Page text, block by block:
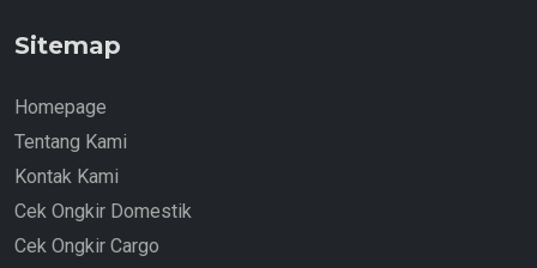
Sitemap
Homepage
Tentang Kami
Kontak Kami
Cek Ongkir Domestik
Cek Ongkir Cargo